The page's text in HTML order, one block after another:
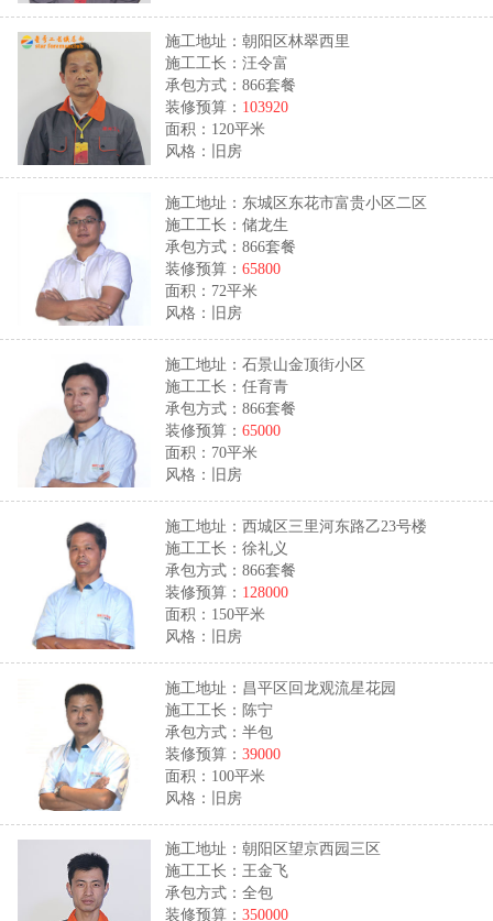
施工地址：朝阳区林翠西里
施工工长：汪令富
承包方式：866套餐
装修预算： 103920
面积：120平米
风格：旧房
施工地址：东城区东花市富贵小区二区
施工工长：储龙生
承包方式：866套餐
装修预算：65800
面积：72平米
风格：旧房
施工地址：石景山金顶街小区
施工工长：任育青
承包方式：866套餐
装修预算：65000
面积：70平米
风格：旧房
施工地址：西城区三里河东路乙23号楼
施工工长：徐礼义
承包方式：866套餐
装修预算： 128000
面积：150平米
风格：旧房
施工地址：昌平区回龙观流星花园
施工工长：陈宁
承包方式：半包
装修预算：39000
面积：100平米
风格：旧房
施工地址：朝阳区望京西园三区
施工工长：王金飞
承包方式：全包
装修预算：350000